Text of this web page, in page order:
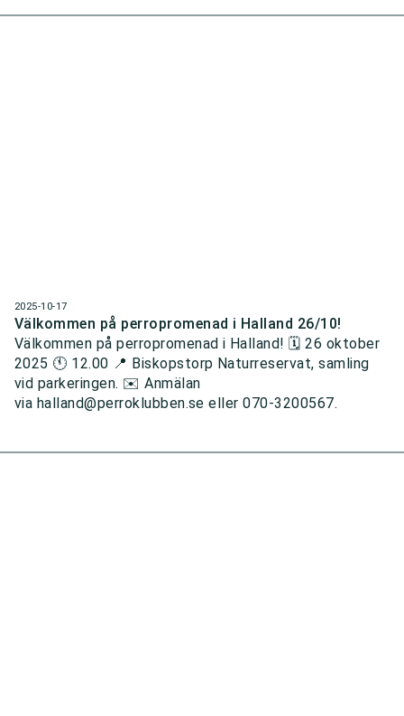
2025-10-17
Välkommen på perropromenad i Halland 26/10!
Välkommen på perropromenad i Halland! 🗓️ 26 oktober
2025 🕚 12.00 📍 Biskopstorp Naturreservat, samling
vid parkeringen. ✉️ Anmälan
via halland@perroklubben.se eller 070-3200567.